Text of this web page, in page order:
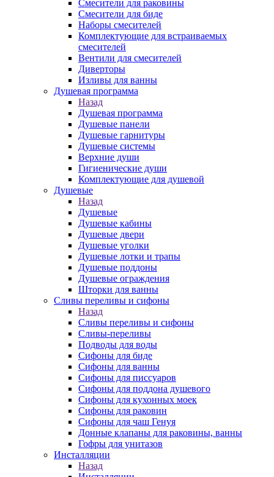
Смесители для раковины
Смесители для биде
Наборы смесителей
Комплектующие для встраиваемых
смесителей
Вентили для смесителей
Диверторы
Изливы для ванны
Душевая программа
Назад
Душевая программа
Душевые панели
Душевые гарнитуры
Душевые системы
Верхние души
Гигиенические души
Комплектующие для душевой
Душевые
Назад
Душевые
Душевые кабины
Душевые двери
Душевые уголки
Душевые лотки и трапы
Душевые поддоны
Душевые ограждения
Шторки для ванны
Сливы переливы и сифоны
Назад
Сливы переливы и сифоны
Сливы-переливы
Подводы для воды
Сифоны для биде
Сифоны для ванны
Сифоны для писсуаров
Сифоны для поддона душевого
Сифоны для кухонных моек
Сифоны для раковин
Сифоны для чаш Генуя
Донные клапаны для раковины, ванны
Гофры для унитазов
Инсталляции
Назад